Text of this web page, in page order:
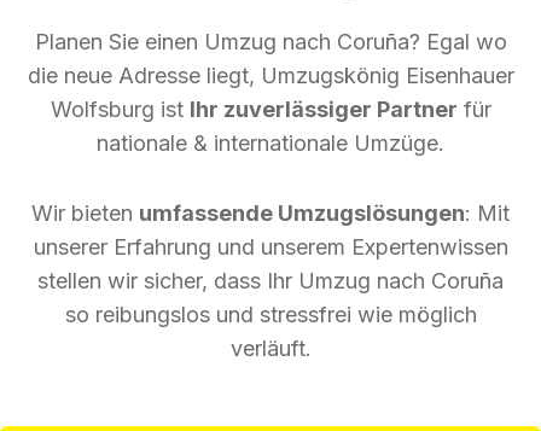
Planen Sie einen Umzug nach Coruña? Egal wo
die neue Adresse liegt, Umzugskönig Eisenhauer
Wolfsburg ist Ihr zuverlässiger Partner für
nationale & internationale Umzüge.
Wir bieten umfassende Umzugslösungen: Mit
unserer Erfahrung und unserem Expertenwissen
stellen wir sicher, dass Ihr Umzug nach Coruña
so reibungslos und stressfrei wie möglich
verläuft.